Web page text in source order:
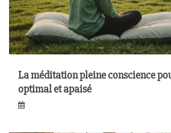
La méditation pleine conscience
optimal et apaisé